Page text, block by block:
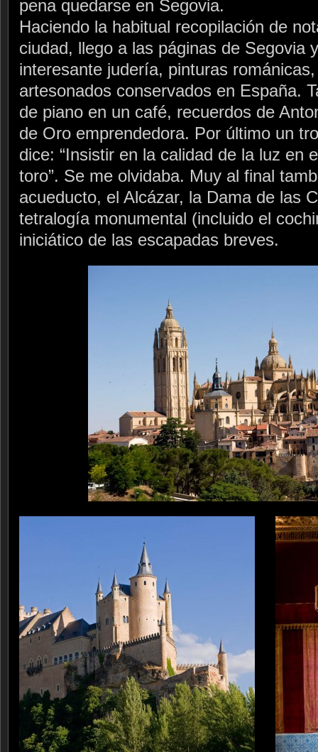
pena quedarse en Segovia.
Haciendo la habitual recopilación de
ciudad, llego a las páginas de Segovia
interesante judería, pinturas
artesonados conservados en España.
de piano en un café, recuerdos de
de Oro emprendedora. Por último un
dice: “Insistir en la calidad de la luz en
toro”. Se me olvidaba. Muy al final
acueducto, el Alcázar, la Dama de las
tetralogía monumental (incluido el
iniciático de las escapadas breves.